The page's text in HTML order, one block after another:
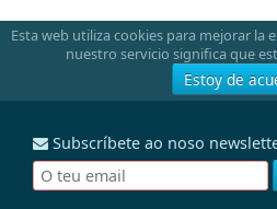
Esta web utiliza cookies para mejorar la
nuestro servicio significa que
Estoy de
Subscríbete ao noso